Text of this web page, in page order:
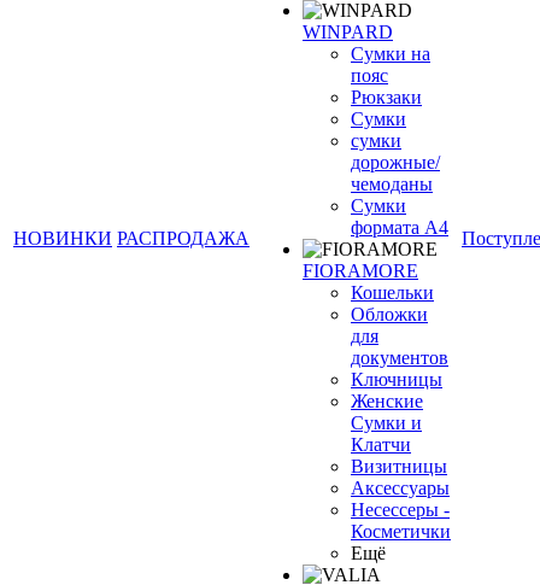
НОВИНКИ РАСПРОДАЖА
WINPARD
Сумки на
пояс
Рюкзаки
Сумки
сумки
дорожные/
чемоданы
Сумки
формата А4
FIORAMORE
Кошельки
Обложки
для
документов
Ключницы
Женские
Сумки и
Клатчи
Визитницы
Аксессуары
Несессеры -
Косметички
Ещё